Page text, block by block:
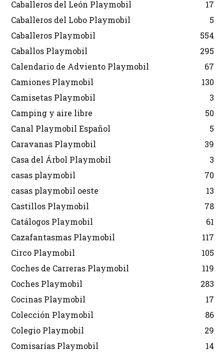
Caballeros del León Playmobil
17
Caballeros del Lobo Playmobil
5
Caballeros Playmobil
554
Caballos Playmobil
295
Calendario de Adviento Playmobil
67
Camiones Playmobil
130
Camisetas Playmobil
3
Camping y aire libre
50
Canal Playmobil Español
5
Caravanas Playmobil
39
Casa del Árbol Playmobil
3
casas playmobil
70
casas playmobil oeste
13
Castillos Playmobil
78
Catálogos Playmobil
61
Cazafantasmas Playmobil
117
Circo Playmobil
105
Coches de Carreras Playmobil
119
Coches Playmobil
283
Cocinas Playmobil
17
Colección Playmobil
86
Colegio Playmobil
29
Comisarías Playmobil
14